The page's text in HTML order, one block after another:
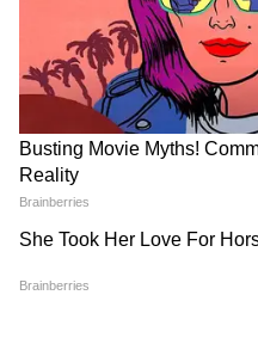
एक यूजर ने कमेंट किया,
आप लोग यकीनन किसी
होंगे।" वहीं, एक अन्य
उठाते हुए लिखा कि इस
से पहले ही $100k
सेविंग कर रखी थी, इसलिए
बैकपैकर नहीं थे। विशेषज्ञों
(Post-Pandemic
प्रीमियम टूरिज्म, लग्जरी